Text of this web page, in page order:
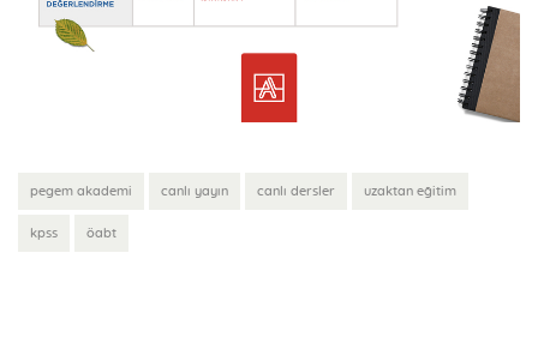
pegem akademi canlı yayın canlı dersler uzaktan eğitim
kpss öabt